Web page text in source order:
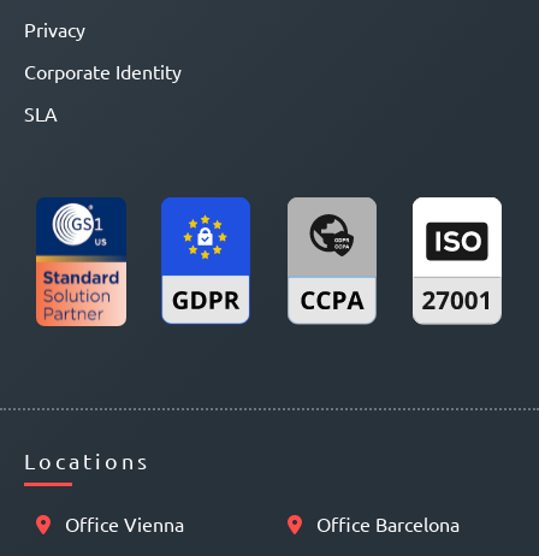
Privacy
Corporate Identity
SLA
Locations
Office Vienna Office Barcelona